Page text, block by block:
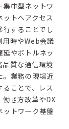
中型ネットワ
トへアクセス
することでし
用時やWeb会議
やボトルネッ
品質な通信環境
。業務の現場近
ことで、レス
き方改革やDX
ットワーク基盤